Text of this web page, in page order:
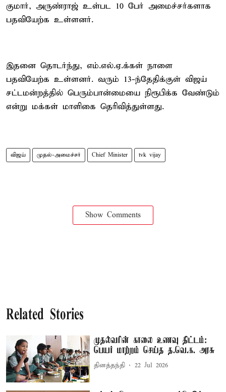
குமார், அருண்ராஜ் உள்பட 10 பேர் அமைச்சர்களாக
பதவியேற்க உள்ளனர்.
இதனை தொடர்ந்து, எம்.எல்.ஏ.க்கள் நாளை
பதவியேற்க உள்ளனர். வரும் 13-ந்தேதிக்குள் விஜய்
சட்டமன்றத்தில் பெரும்பான்மையை நிரூபிக்க வேண்டும்
என்று மக்கள் மாளிகை தெரிவித்துள்ளது.
விஜய் முதல்-அமைச்சர் Chief Minister tvk vijay
Show Comments
Related Stories
முதல்வரின் காலை உணவு திட்டம்:
பெயர் மாற்றம் செய்த த.வெ.க. அரசு
தினத்தந்தி 22 Jul 2026